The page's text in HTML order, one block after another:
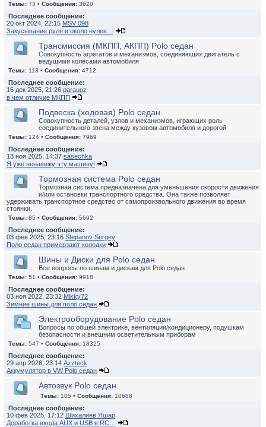
Темы: 73 • Сообщения: 3620
Последнее сообщение:
20 окт 2024, 22:15 MSV 098
Закусывание руля в около нулев…
Трансмиссия (МКПП, АКПП) Polo седан
Совокупность агрегатов и механизмов, соединяющих двигатель с
ведущими колёсами автомобиля
Темы: 113 • Сообщения: 4712
Последнее сообщение:
16 дек 2025, 21:26 parauoz
в чем отличие МКПП
Подвеска (ходовая) Polo седан
Совокупность деталей, узлов и механизмов, играющих роль
соединительного звена между кузовом автомобиля и дорогой
Темы: 124 • Сообщения: 7969
Последнее сообщение:
13 ноя 2025, 14:37 sasechka
Я уже ненавижу эту машину!
Тормозная система Polo седан
Тормозная система предназначена для уменьшения скорости движения
и/или остановки транспортного средства. Она также позволяет
удерживать транспортное средство от самопроизвольного движения во время
стоянки.
Темы: 85 • Сообщения: 5692
Последнее сообщение:
03 фев 2025, 23:16 Stepanov Sergey
Поло седан примерзают колодки
Шины и Диски для Polo седан
Все вопросы по шинам и дискам для Polo седан
Темы: 51 • Сообщения: 9918
Последнее сообщение:
03 ноя 2022, 23:32 Mikky72
Зимние шины для поло седан
Электрооборудование Polo седан
Вопросы по общей электрике, вентиляции/кондиционеру, подушкам
безопасности и внешним осветительным приборам
Темы: 547 • Сообщения: 18325
Последнее сообщение:
29 апр 2026, 23:14 Azzteck
Аккумулятор в VW Polo седан
Автозвук Polo седан
Темы: 105 • Сообщения: 10688
Последнее сообщение:
10 фев 2025, 17:12 Шихалиев Яшар
Доработка входа AUX и USB в RC…